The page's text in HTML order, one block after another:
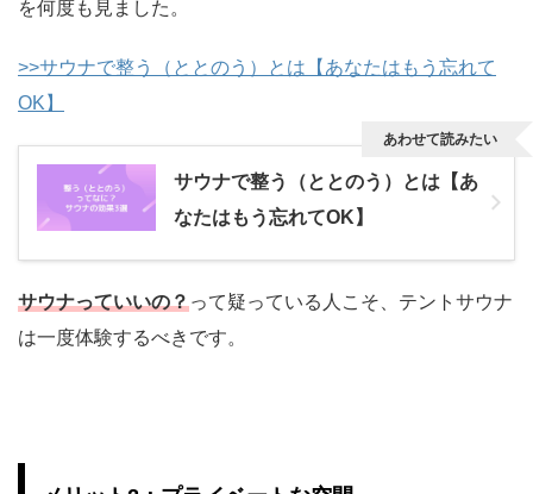
を何度も見ました。
>>サウナで整う（ととのう）とは【あなたはもう忘れて
OK】
サウナで整う（ととのう）とは【あ
なたはもう忘れてOK】
あわせて読みたい
サウナっていいの？って疑っている人こそ、テントサウナ
は一度体験するべきです。